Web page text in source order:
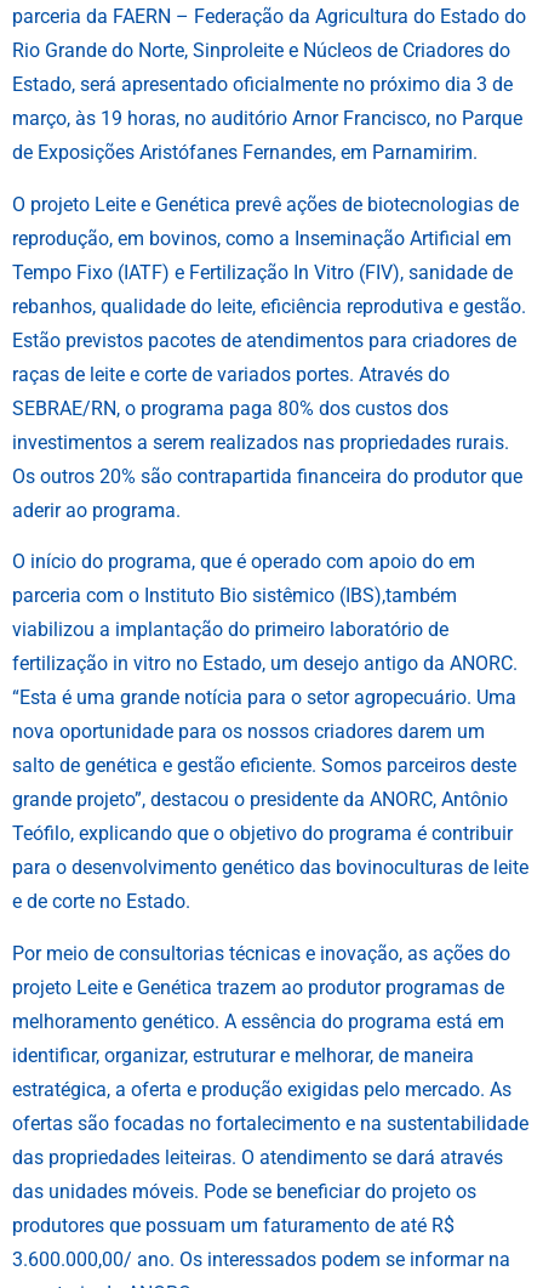
parceria da FAERN – Federação da Agricultura do Estado do
Rio Grande do Norte, Sinproleite e Núcleos de Criadores do
Estado, será apresentado oficialmente no próximo dia 3 de
março, às 19 horas, no auditório Arnor Francisco, no Parque
de Exposições Aristófanes Fernandes, em Parnamirim.
O projeto Leite e Genética prevê ações de biotecnologias de
reprodução, em bovinos, como a Inseminação Artificial em
Tempo Fixo (IATF) e Fertilização In Vitro (FIV), sanidade de
rebanhos, qualidade do leite, eficiência reprodutiva e gestão.
Estão previstos pacotes de atendimentos para criadores de
raças de leite e corte de variados portes. Através do
SEBRAE/RN, o programa paga 80% dos custos dos
investimentos a serem realizados nas propriedades rurais.
Os outros 20% são contrapartida financeira do produtor que
aderir ao programa.
O início do programa, que é operado com apoio do em
parceria com o Instituto Bio sistêmico (IBS),também
viabilizou a implantação do primeiro laboratório de
fertilização in vitro no Estado, um desejo antigo da ANORC.
“Esta é uma grande notícia para o setor agropecuário. Uma
nova oportunidade para os nossos criadores darem um
salto de genética e gestão eficiente. Somos parceiros deste
grande projeto”, destacou o presidente da ANORC, Antônio
Teófilo, explicando que o objetivo do programa é contribuir
para o desenvolvimento genético das bovinoculturas de leite
e de corte no Estado.
Por meio de consultorias técnicas e inovação, as ações do
projeto Leite e Genética trazem ao produtor programas de
melhoramento genético. A essência do programa está em
identificar, organizar, estruturar e melhorar, de maneira
estratégica, a oferta e produção exigidas pelo mercado. As
ofertas são focadas no fortalecimento e na sustentabilidade
das propriedades leiteiras. O atendimento se dará através
das unidades móveis. Pode se beneficiar do projeto os
produtores que possuam um faturamento de até R$
3.600.000,00/ ano. Os interessados podem se informar na